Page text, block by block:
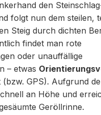
den
folgt nun dem steilen,
Steig durch dichten
findet man rote
oder unauffällige
– etwas
(bzw. GPS). Aufgrund
an Höhe und
Geröllrinne.